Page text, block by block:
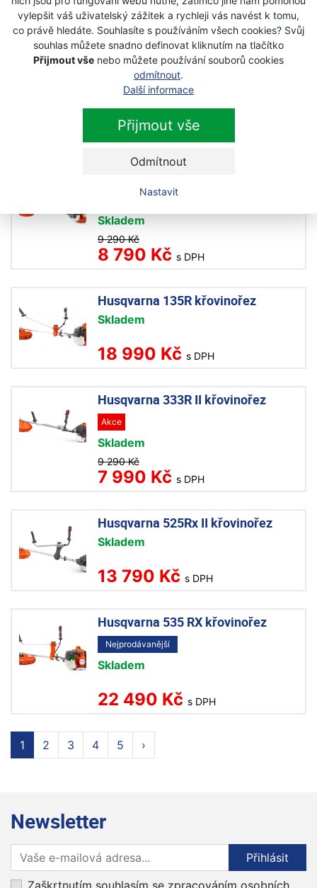
vylepšit váš uživatelský zážitek a rychleji vás navést k tomu,
co právě hledáte. Souhlasíte s používáním všech cookies? Svůj
souhlas můžete snadno definovat kliknutím na tlačítko
Přijmout vše nebo můžete používání souborů cookies
odmítnout.
Další informace
Přijmout vše
Odmítnout
Nastavit
5 490 Kč s DPH
Husqvarna 122R
vyžínač/křovinořez
Skladem
7 190 Kč s DPH
Skladem
9 290 Kč
8 790 Kč s DPH
Husqvarna 135R křovinořez
Skladem
18 990 Kč s DPH
Husqvarna 333R II křovinořez
Akce
Skladem
9 290 Kč
7 990 Kč s DPH
Husqvarna 525Rx II křovinořez
Skladem
13 790 Kč s DPH
Husqvarna 535 RX křovinořez
Nejprodávanější
Skladem
22 490 Kč s DPH
1 2 3 4 5 ›
Newsletter
Přihlaste se k odběru novinek
Přihlásit